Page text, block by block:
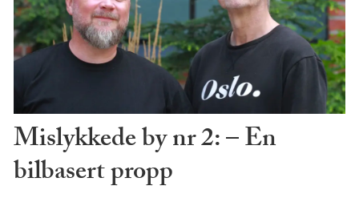
Mislykkede by nr 2: – En
bilbasert propp